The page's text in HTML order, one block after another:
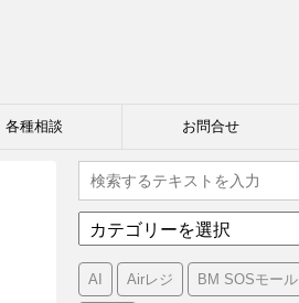
各種相談 お問合せ
テ
ゴ
リ
AI Airレジ BM SOSモール